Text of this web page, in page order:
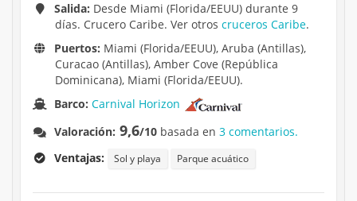
Salida: Desde Miami (Florida/EEUU) durante 9
días. Crucero Caribe. Ver otros cruceros Caribe.
Puertos: Miami (Florida/EEUU), Aruba (Antillas),
Curacao (Antillas), Amber Cove (República
Dominicana), Miami (Florida/EEUU).
Barco:Carnival Horizon
Valoración: 9,6/10 basada en3 comentarios.
Ventajas:
Sol y playa Parque acuático